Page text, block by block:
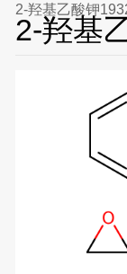
2-羟基乙酸钾
2-羟基